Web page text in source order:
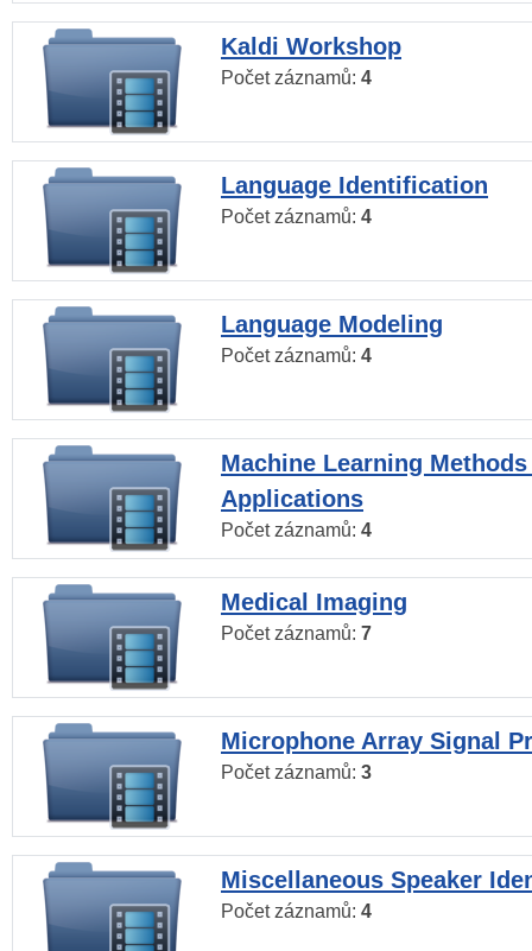
Kaldi Workshop
Počet záznamů: 4
Language Identification
Počet záznamů: 4
Language Modeling
Počet záznamů: 4
Machine Learning
Applications
Počet záznamů: 4
Medical Imaging
Počet záznamů: 7
Microphone Array Signal
Počet záznamů: 3
Miscellaneous Speaker
Počet záznamů: 4